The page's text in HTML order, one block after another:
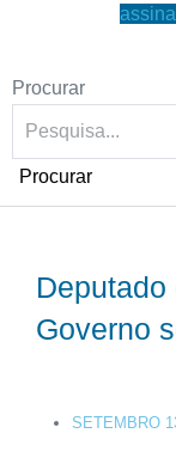
Procurar
Procurar
Governo
SETEMBRO